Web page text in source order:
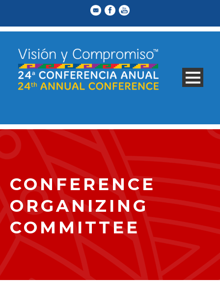
CONFERENCE
ORGANIZING
COMMITTEE